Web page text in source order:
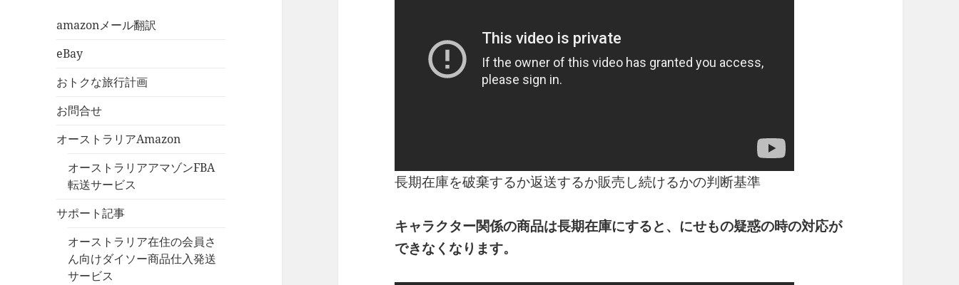
amazonメール翻訳
eBay
おトクな旅行計画
お問合せ
オーストラリアAmazon
オーストラリアアマゾンFBA
転送サービス
サポート記事
オーストラリア在住の会員さ
ん向けダイソー商品仕入発送
サービス
長期在庫を破棄するか返送するか販売し続けるかの判断基準
キャラクター関係の商品は長期在庫にすると、にせもの疑惑の時の対応が
できなくなります。